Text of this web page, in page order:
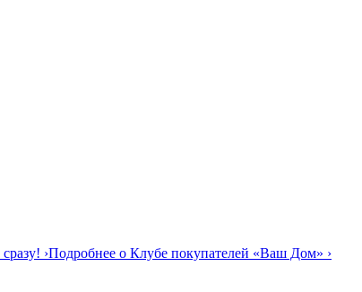
сразу! ›Подробнее о Клубе покупателей «Ваш Дом» ›